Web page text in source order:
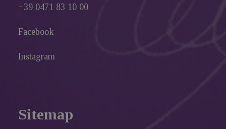
+39 0471 83 10 00
Facebook
Instagram
Sitemap